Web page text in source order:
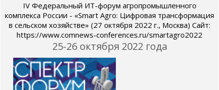
IV Федеральный ИТ-форум агропромышленного
комплекса России - «Smart Agro: Цифровая трансформация
в сельском хозяйстве» (27 октября 2022 г., Москва) Сайт:
https://www.comnews-conferences.ru/smartagro2022
25-26 октября 2022 года